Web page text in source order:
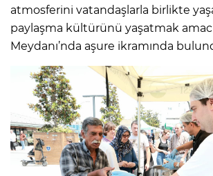
atmosferini vatandaşlarla birlikte
paylaşma kültürünü yaşatmak
Meydanı’nda aşure ikramında